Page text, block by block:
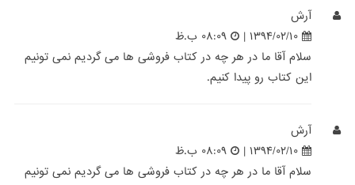
آرش
۱۳۹۴/۰۲/۱۰ |
۰۸:۰۹ ب.ظ
سلام آقا ما در هر چه در کتاب فروشی ها می گردیم نمی تونیم
این کتاب رو پیدا کنیم.
آرش
۱۳۹۴/۰۲/۱۰ |
۰۸:۰۹ ب.ظ
سلام آقا ما در هر چه در کتاب فروشی ها می گردیم نمی تونیم